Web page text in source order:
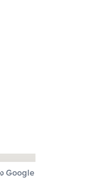
Google Map